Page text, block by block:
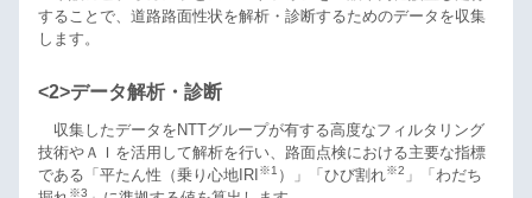
することで、道路路面性状を解析・診断するためのデータを収集
します。
<2>データ解析・診断
収集したデータをNTTグループが有する高度なフィルタリング
技術やＡＩを活用して解析を行い、路面点検における主要な指標
である「平たん性（乗り心地IRI ※1 ）」「ひび割れ※2 」「わだち
※3